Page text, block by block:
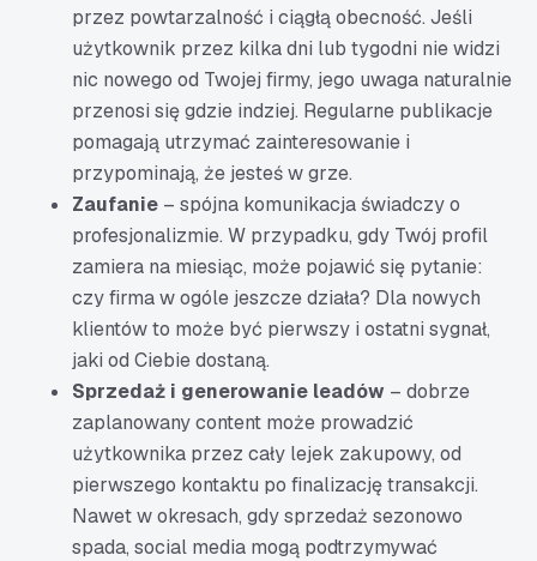
przez powtarzalność i ciągłą obecność. Jeśli
użytkownik przez kilka dni lub tygodni nie widzi
nic nowego od Twojej firmy, jego uwaga naturalnie
przenosi się gdzie indziej. Regularne publikacje
pomagają utrzymać zainteresowanie i
przypominają, że jesteś w grze.
Zaufanie – spójna komunikacja świadczy o
profesjonalizmie. W przypadku, gdy Twój profil
zamiera na miesiąc, może pojawić się pytanie:
czy firma w ogóle jeszcze działa? Dla nowych
klientów to może być pierwszy i ostatni sygnał,
jaki od Ciebie dostaną.
Sprzedaż i generowanie leadów – dobrze
zaplanowany content może prowadzić
użytkownika przez cały lejek zakupowy, od
pierwszego kontaktu po finalizację transakcji.
Nawet w okresach, gdy sprzedaż sezonowo
spada, social media mogą podtrzymywać